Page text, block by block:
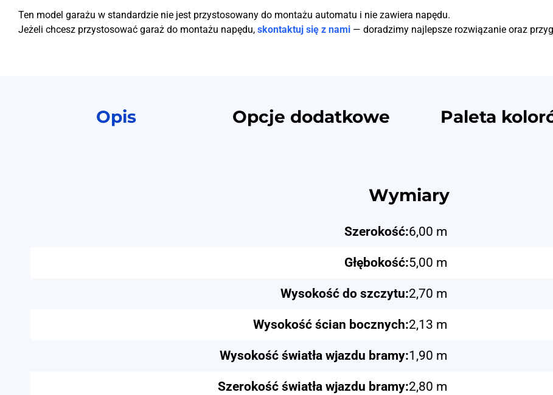
Ten model garażu w standardzie nie jest przystosowany do montażu automatu i nie zawiera napędu.
Jeżeli chcesz przystosować garaż do montażu napędu, skontaktuj się z nami — doradzimy najlepsze rozwiązanie oraz
Opis Opcje dodatkowe Paleta
Wymiary
Szerokość:6,00 m
Głębokość:5,00 m
Wysokość do szczytu:2,70 m
Wysokość ścian bocznych:2,13 m
Wysokość światła wjazdu bramy:1,90 m
Szerokość światła wjazdu bramy:2,80 m